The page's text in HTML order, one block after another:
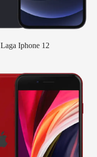
Laga Iphone 12